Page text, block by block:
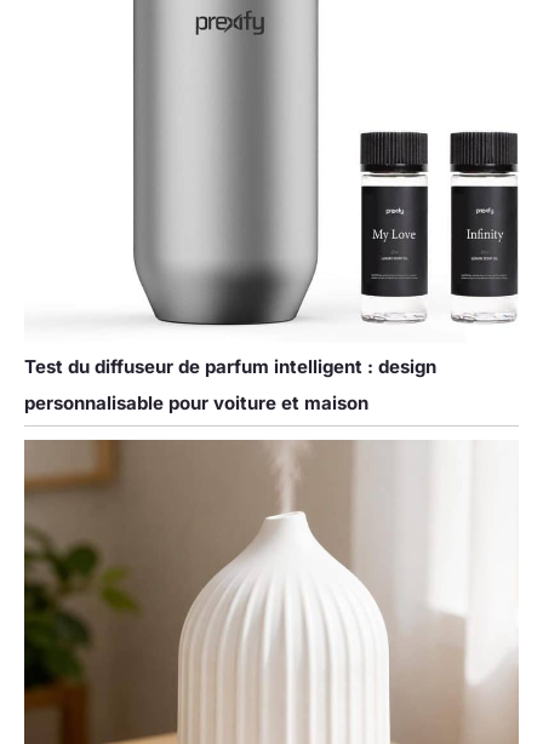
Test du diffuseur de parfum intelligent : design
personnalisable pour voiture et maison